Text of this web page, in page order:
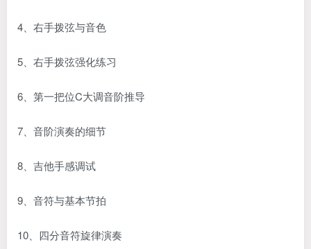
4、右手拨弦与音色
5、右手拨弦强化练习
6、第一把位C大调音阶推导
7、音阶演奏的细节
8、吉他手感调试
9、音符与基本节拍
10、四分音符旋律演奏